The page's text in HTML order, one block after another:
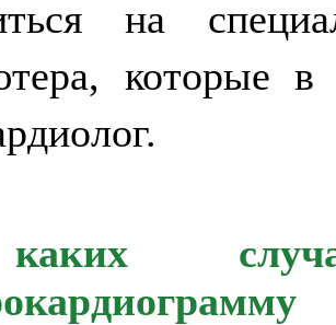
на
которые